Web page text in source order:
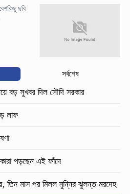
ছবি
সর্বশেষ
বড় সুখবর দিল সৌদি সরকার
লাফ
কারা পড়ছেন এই ফাঁদে
তিন মাস পর মিলল মুন্নির ঝুলন্ত মরদেহ